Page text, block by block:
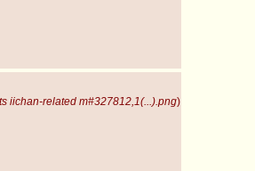
iichan-related m#327812,1(...).png)